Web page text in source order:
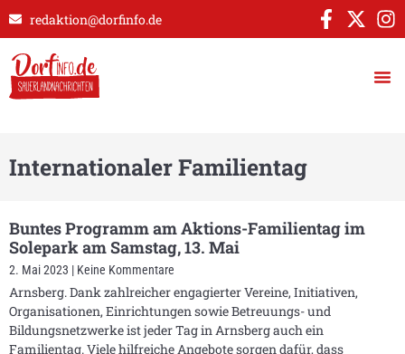
redaktion@dorfinfo.de
Internationaler Familientag
Buntes Programm am Aktions-Familientag im
Solepark am Samstag, 13. Mai
2. Mai 2023 Keine Kommentare
Arnsberg. Dank zahlreicher engagierter Vereine, Initiativen,
Organisationen, Einrichtungen sowie Betreuungs- und
Bildungsnetzwerke ist jeder Tag in Arnsberg auch ein
Familientag. Viele hilfreiche Angebote sorgen dafür, dass